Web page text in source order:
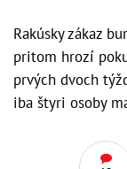
Rakúsky zákaz
pritom hrozí
prvých dvoch
iba štyri osoby